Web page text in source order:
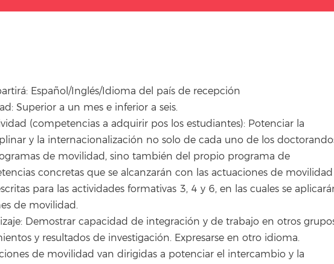
Español/Inglés/Idioma del país de recepción
Superior a un mes e inferior a seis.
(competencias a adquirir pos los estudiantes): Potenciar la
y la internacionalización no solo de cada uno de los
de movilidad, sino también del propio programa de
concretas que se alcanzarán con las actuaciones de movilidad
para las actividades formativas 3, 4 y 6, en las cuales se
de movilidad.
Demostrar capacidad de integración y de trabajo en otros
y resultados de investigación. Expresarse en otro idioma.
de movilidad van dirigidas a potenciar el intercambio y la